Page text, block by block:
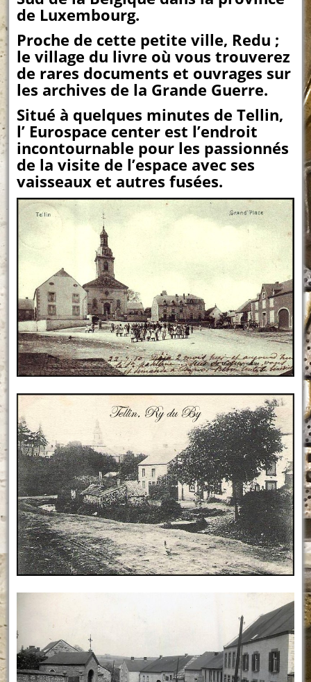
de Luxembourg.
Proche de cette petite ville, Redu ;
le village du livre où vous trouverez
de rares documents et ouvrages sur
les archives de la Grande Guerre.
Situé à quelques minutes de Tellin,
l’ Eurospace center est l’endroit
incontournable pour les passionnés
de la visite de l’espace avec ses
vaisseaux et autres fusées.